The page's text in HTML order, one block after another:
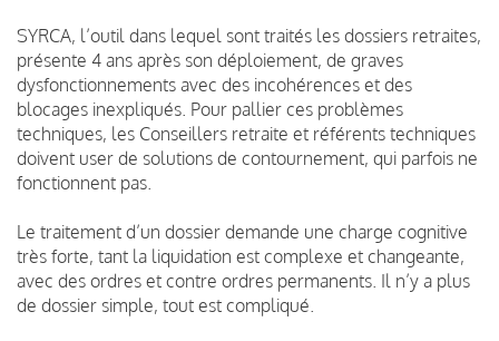
SYRCA, l’outil dans lequel sont traités les dossiers retraites,
présente 4 ans après son déploiement, de graves
dysfonctionnements avec des incohérences et des
blocages inexpliqués. Pour pallier ces problèmes
techniques, les Conseillers retraite et référents techniques
doivent user de solutions de contournement, qui parfois ne
fonctionnent pas.
Le traitement d’un dossier demande une charge cognitive
très forte, tant la liquidation est complexe et changeante,
avec des ordres et contre ordres permanents. Il n’y a plus
de dossier simple, tout est compliqué.